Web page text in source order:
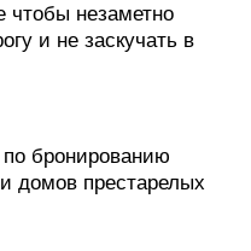
чтобы незаметно
и не заскучать в
бронированию
домов престарелых